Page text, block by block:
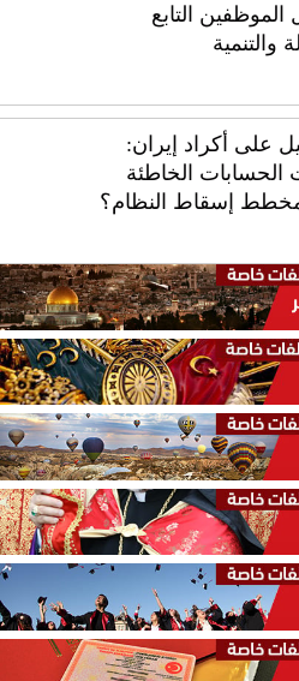
الموظفين التابع
والتنمية
على أكراد إيران:
الخاطئة
مخطط إسقاط النظام؟